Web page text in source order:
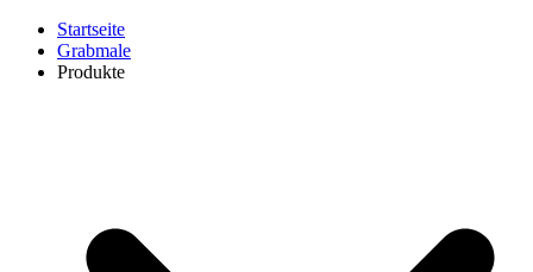
Startseite
Grabmale
Produkte